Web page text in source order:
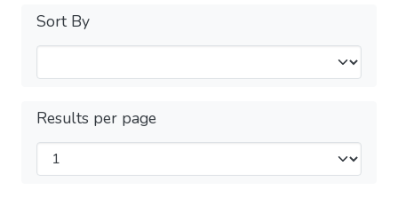
Sort By
Results per page